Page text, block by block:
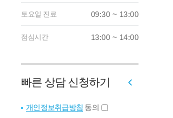
토요일 진료 09:30 ~ 13:00
점심시간 13:00 ~ 14:00
빠른 상담 신청하기
개인정보취급방침 동의